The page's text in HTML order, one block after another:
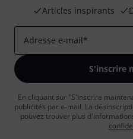
Articles inspirants
Adresse e-mail*
S'inscrire
En cliquant sur "S'inscrire
publicités par e-mail. La
pouvez trouver plus